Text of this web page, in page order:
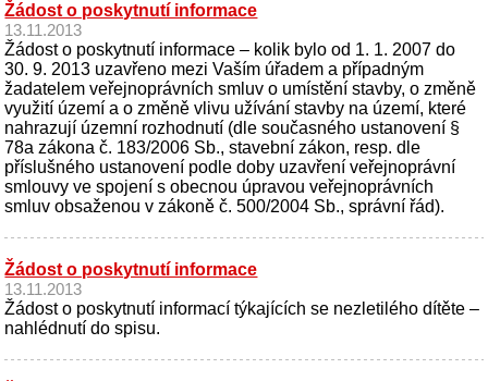
Žádost o poskytnutí informace
13.11.2013
Žádost o poskytnutí informace – kolik bylo od 1. 1. 2007 do
30. 9. 2013 uzavřeno mezi Vaším úřadem a případným
žadatelem veřejnoprávních smluv o umístění stavby, o změně
využití území a o změně vlivu užívání stavby na území, které
nahrazují územní rozhodnutí (dle současného ustanovení §
78a zákona č. 183/2006 Sb., stavební zákon, resp. dle
příslušného ustanovení podle doby uzavření veřejnoprávní
smlouvy ve spojení s obecnou úpravou veřejnoprávních
smluv obsaženou v zákoně č. 500/2004 Sb., správní řád).
Žádost o poskytnutí informace
13.11.2013
Žádost o poskytnutí informací týkajících se nezletilého dítěte –
nahlédnutí do spisu.